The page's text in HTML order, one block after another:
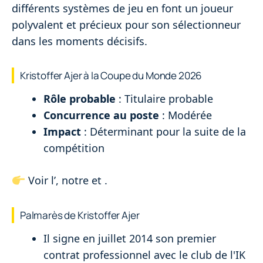
différents systèmes de jeu en font un joueur
polyvalent et précieux pour son sélectionneur
dans les moments décisifs.
Kristoffer Ajer à la Coupe du Monde 2026
Rôle probable : Titulaire probable
Concurrence au poste : Modérée
Impact : Déterminant pour la suite de la
compétition
Voir l’, notre et .
Palmarès de Kristoffer Ajer
Il signe en juillet 2014 son premier
contrat professionnel avec le club de l'IK